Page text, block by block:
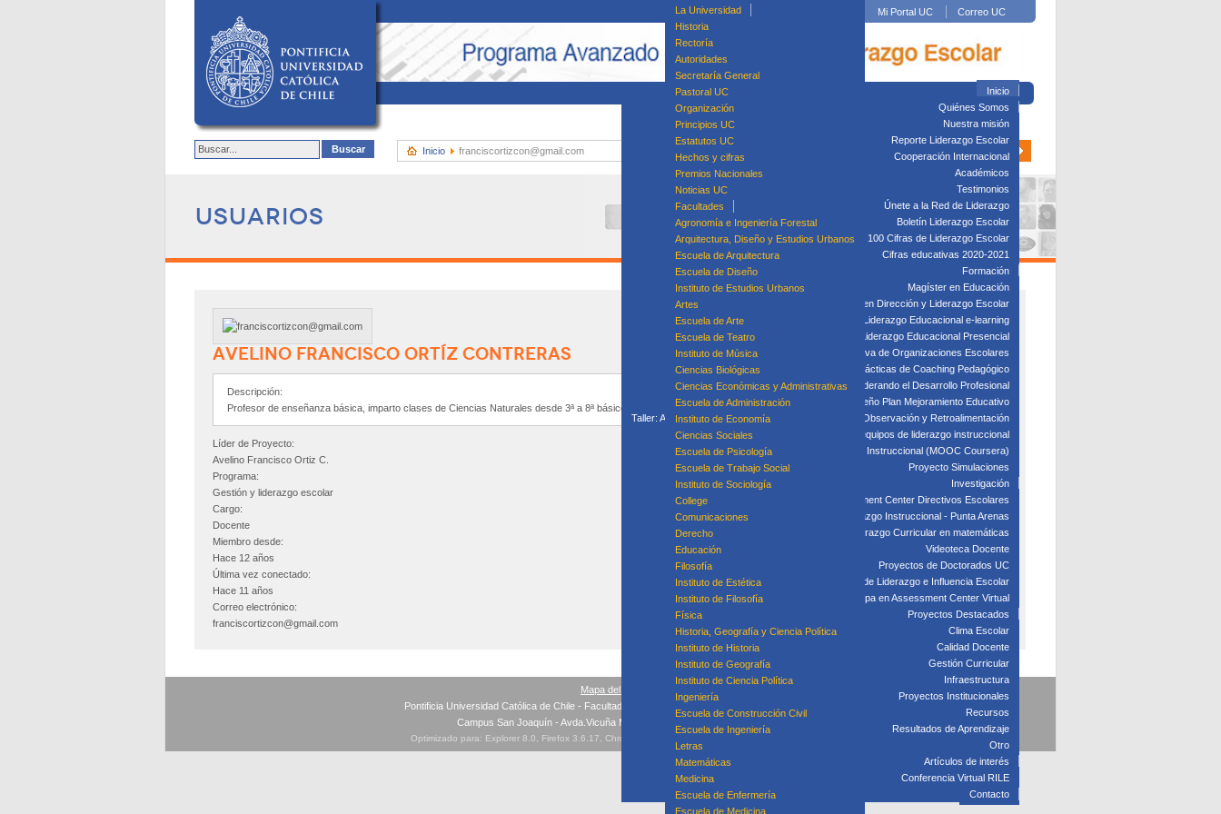
Mi Portal UC Correo UC
La Universidad
Historia
Rectoría
Autoridades
Secretaría General
Pastoral UC
Organización
Principios UC
Estatutos UC
Hechos y cifras
Premios Nacionales
Noticias UC
Facultades
Agronomía e Ingeniería Forestal
Arquitectura, Diseño y Estudios Urbanos
Escuela de Arquitectura
Escuela de Diseño
Instituto de Estudios Urbanos
Artes
Escuela de Arte
Escuela de Teatro
Instituto de Música
Ciencias Biológicas
Ciencias Económicas y Administrativas
Escuela de Administración
Instituto de Economía
Ciencias Sociales
Escuela de Psicología
Escuela de Trabajo Social
Instituto de Sociología
College
Comunicaciones
Derecho
Educación
Filosofía
Instituto de Estética
Instituto de Filosofía
Física
Historia, Geografía y Ciencia Política
Instituto de Historia
Instituto de Geografía
Instituto de Ciencia Política
Ingeniería
Escuela de Construcción Civil
Escuela de Ingeniería
Letras
Matemáticas
Medicina
Escuela de Enfermería
Escuela de Medicina
Inicio
Quiénes Somos
Nuestra misión
Reporte Liderazgo Escolar
Cooperación Internacional
Académicos
Testimonios
Únete a la Red de Liderazgo
Boletín Liderazgo Escolar
100 Cifras de Liderazgo Escolar
Cifras educativas 2020-2021
Formación
Magíster en Educación
Diplomado en Dirección y Liderazgo Escolar
Diplomado en Liderazgo Educacional e-learning
Diplomado en Liderazgo Educacional Presencial
Diplomado en Gestión Directiva de Organizaciones Escolares
Taller: Prácticas de Coaching Pedagógico
Taller: Liderando el Desarrollo Profesional
Taller: Diseño Plan Mejoramiento Educativo
Taller: Acompañamiento Para la Mejora Pedagógica: Observación y Retroalimentación
Taller: Prácticas clave para equipos de liderazgo instruccional
Curso: Liderazgo Instruccional (MOOC Coursera)
Proyecto Simulaciones
Investigación
Assessment Center Directivos Escolares
Equipos de Liderazgo Instruccional - Punta Arenas
Liderazgo Curricular en matemáticas
Videoteca Docente
Proyectos de Doctorados UC
Laboratorio de Liderazgo e Influencia Escolar
Participa en Assessment Center Virtual
Proyectos Destacados
Clima Escolar
Calidad Docente
Gestión Curricular
Infraestructura
Proyectos Institucionales
Recursos
Resultados de Aprendizaje
Otro
Artículos de interés
Conferencia Virtual RILE
Contacto
Inicio franciscortizcon@gmail.com
Usuarios
AVELINO FRANCISCO ORTÍZ CONTRERAS
Descripción:
Profesor de enseñanza básica, imparto clases de Ciencias Naturales desde 3ª a 8ª básico.
Líder de Proyecto:
Avelino Francisco Ortiz C.
Programa:
Gestión y liderazgo escolar
Cargo:
Docente
Miembro desde:
Hace 12 años
Última vez conectado:
Hace 11 años
Correo electrónico:
franciscortizcon@gmail.com
Mapa del sitio
Pontificia Universidad Católica de Chile - Facultad de Educación - Teléfonos: +56(2) 354 5325
Campus San Joaquín - Avda.Vicuña Mackenna 4860, Macul, Santiago
Optimizado para: Explorer 8.0, Firefox 3.6.17, Chrome 10, Safari 4.1, Opera 11.10 ó superiores